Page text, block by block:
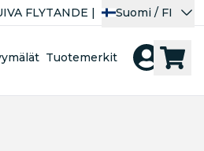
FLYTANDE | Suomi / FI
Tuotemerkit